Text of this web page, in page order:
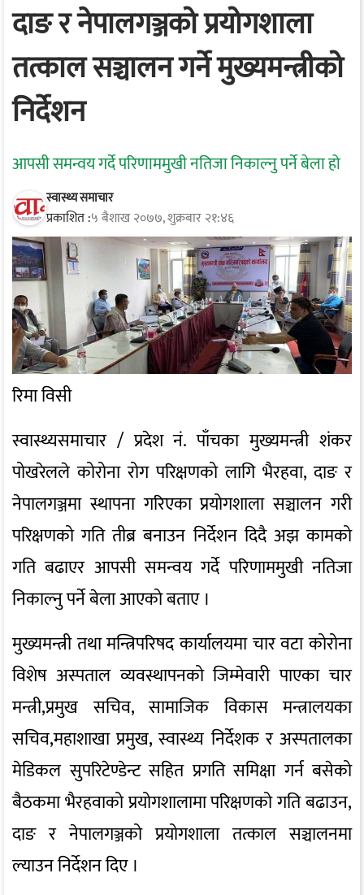
दाङ र नेपालगञ्जको प्रयोगशाला
तत्काल सञ्चालन गर्ने मुख्यमन्त्रीको
निर्देशन
आपसी समन्वय गर्दे परिणाममुखी नतिजा निकाल्नु पर्ने बेला हो
स्वास्थ्य समाचार
प्रकाशित :५ बैशाख २०७७, शुक्रबार २१:४६
रिमा विसी
स्वास्थ्यसमाचार / प्रदेश नं. पाँचका मुख्यमन्त्री शंकर
पोखरेलले कोरोना रोग परिक्षणको लागि भैरहवा, दाङ र
नेपालगञ्जमा स्थापना गरिएका प्रयोगशाला सञ्चालन गरी
परिक्षणको गति तीब्र बनाउन निर्देशन दिदै अझ कामको
गति बढाएर आपसी समन्वय गर्दे परिणाममुखी नतिजा
निकाल्नु पर्ने बेला आएको बताए ।
मुख्यमन्त्री तथा मन्त्रिपरिषद कार्यालयमा चार वटा कोरोना
विशेष अस्पताल व्यवस्थापनको जिम्मेवारी पाएका चार
मन्त्री,प्रमुख सचिव, सामाजिक विकास मन्त्रालयका
सचिव,महाशाखा प्रमुख, स्वास्थ्य निर्देशक र अस्पतालका
मेडिकल सुपरिटेण्डेन्ट सहित प्रगति समिक्षा गर्न बसेको
बैठकमा भैरहवाको प्रयोगशालामा परिक्षणको गति बढाउन,
दाङ र नेपालगञ्जको प्रयोगशाला तत्काल सञ्चालनमा
ल्याउन निर्देशन दिए ।